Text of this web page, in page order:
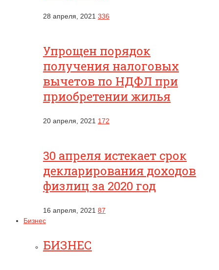
28 апреля, 2021 336
Упрощен порядок
получения налоговых
вычетов по НДФЛ при
приобретении жилья
20 апреля, 2021 172
30 апреля истекает срок
декларирования доходов
физлиц за 2020 год
16 апреля, 2021 87
Бизнес
БИЗНЕС